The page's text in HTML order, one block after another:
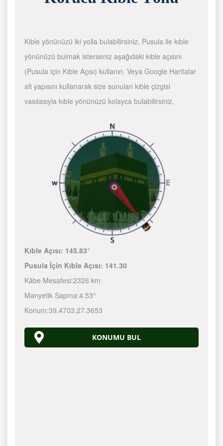
Kıble yönünüzü iki yolla bulabilirsiniz. Pusula ile kıble
yönünüzü bulmak isterseniz aşağıdaki kıble açısını
(Pusula için Kıble Açısı) kullanın. Veya Google Haritalar
alt yapısını kullanarak size sunulan kıble çizgisi
vasıtasıyla kıble yönünüzü kolayca bulabilirsiniz.
Kıble Açısı: 145.83°
Pusula İçin Kıble Açısı: 141.30
Kâbe Mesafesi:2326 km
Manyetik Sapma:4.53°
Konum:39.4703,27.3653
KONUMU BUL